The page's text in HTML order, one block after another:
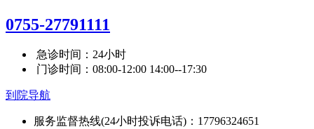
0755-27791111
急诊时间：24小时
门诊时间：08:00-12:00 14:00--17:30
到院导航
服务监督热线(24小时投诉电话)：17796324651